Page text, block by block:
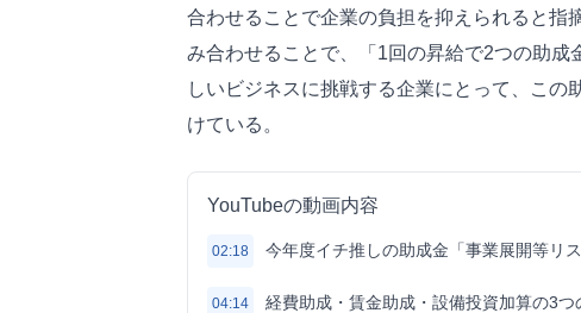
合わせることで企業の負担を抑えられると指
み合わせることで、「1回の昇給で2つの助
しいビジネスに挑戦する企業にとって、こ
けている。
YouTubeの動画内容
02:18 今年度イチ推しの助成金「事業展開等リ
04:14 経費助成・賃金助成・設備投資加算の3つ